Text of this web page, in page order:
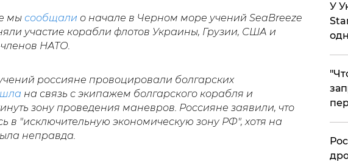
мы сообщали о начале в Черном море учений SeaBreeze
участие корабли флотов Украины, Грузии, США и
НАТО.
россияне провоцировали болгарских
на связь с экипажем болгарского корабля и
зону проведения маневров. Россияне заявили, что
в "исключительную экономическую зону РФ", хотя на
неправда.
У